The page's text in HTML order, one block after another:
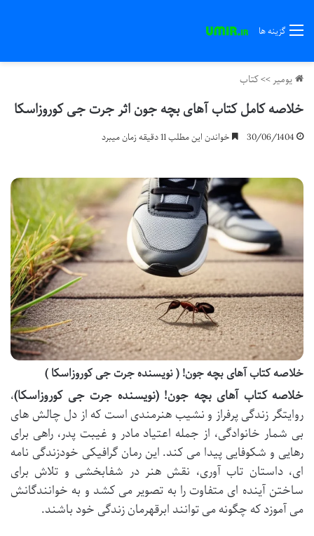
گزینه ها
یومیر>>کتاب
خلاصه کامل کتاب آهای بچه جون اثر جرت جی کوروزاسکا
30/06/1404 خواندن این مطلب 11 دقیقه زمان میبرد
خلاصه کتاب آهای بچه جون! ( نویسنده جرت جی کوروزاسکا )
خلاصه کتاب آهای بچه جون! (نویسنده جرت جی کوروزاسکا)،
روایتگر زندگی پرفراز و نشیب هنرمندی است که از دل چالش های
بی شمار خانوادگی، از جمله اعتیاد مادر و غیبت پدر، راهی برای
رهایی و شکوفایی پیدا می کند. این رمان گرافیکی خودزندگی نامه
ای، داستان تاب آوری، نقش هنر در شفابخشی و تلاش برای
ساختن آینده ای متفاوت را به تصویر می کشد و به خوانندگانش
می آموزد که چگونه می توانند ابرقهرمان زندگی خود باشند.